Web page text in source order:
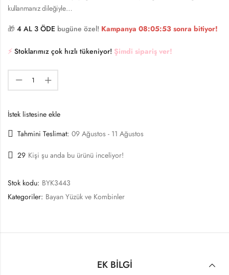
kullanmanız dileğiyle…
🎁 4 AL 3 ÖDE bugüne özel! Kampanya 08:05:52 sonra bitiyor!
⚡️ Stoklarımız çok hızlı tükeniyor! Şimdi sipariş ver!
İstek listesine ekle
Tahmini Teslimat: 09 Ağustos - 11 Ağustos
29 Kişi şu anda bu ürünü inceliyor!
Stok kodu: BYK3443
Kategoriler: Bayan Yüzük ve Kombinler
EK BILGI